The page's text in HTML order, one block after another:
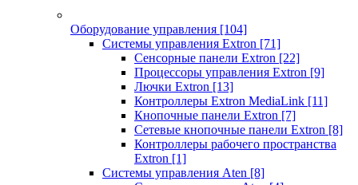
Оборудование управления [104]
Системы управления Extron [71]
Сенсорные панели Extron [22]
Процессоры управления Extron [9]
Лючки Extron [13]
Контроллеры Extron MediaLink [11]
Кнопочные панели Extron [7]
Сетевые кнопочные панели Extron [8]
Контроллеры рабочего пространства
Extron [1]
Системы управления Aten [8]